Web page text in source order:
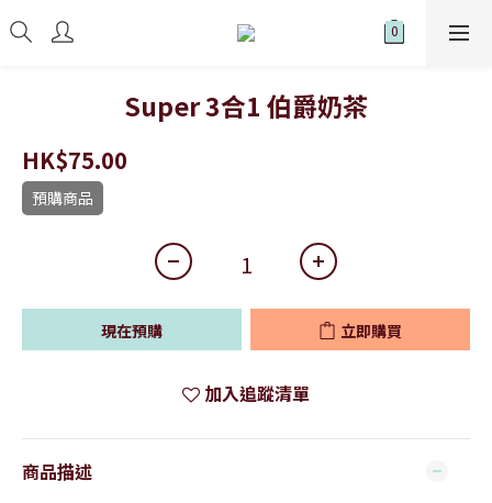
Super 3合1 伯爵奶茶
HK$75.00
預購商品
現在預購 立即購買
加入追蹤清單
商品描述